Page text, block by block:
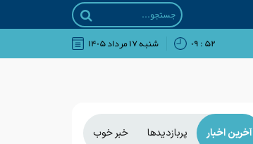
۵۲ : ۰۹ شنبه ۱۷ مرداد ۱۴۰۵
آخرین اخبار پربازدیدها خبر خوب